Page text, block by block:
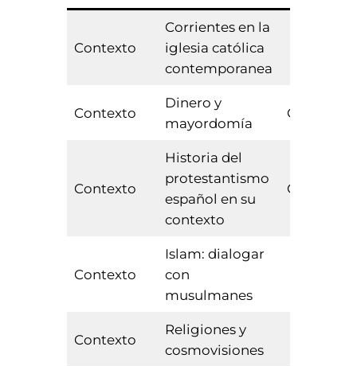
Contexto
Corrientes en la
iglesia católica
contemporanea
Contexto
Dinero y
mayordomía
Contexto
Historia del
protestantismo
español en su
contexto
Contexto
Islam: dialogar
con
musulmanes
Contexto
Religiones y
cosmovisiones